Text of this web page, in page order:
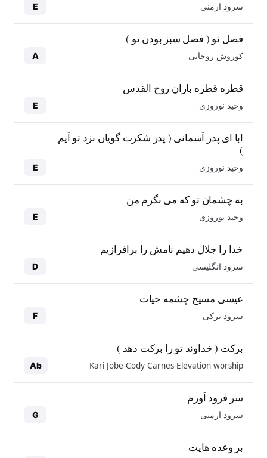
سرود ارمنی E
فصل نو ( فصل سبز بودن تو )
کوروش روحانی A
قطره قطره باران روح القدس
وحید نوروزی E
ابا ای پدر آسمانی ( پدر شکرت گویان نزد تو آیم
)
وحید نوروزی E
به چشمان تو که می نگرم من
وحید نوروزی E
خدا را جلال دهیم نامش را برافرازیم
سرود انگلیسی D
عیسی مسیح چشمه حیات
سرود ترکی F
برکت ( خداوند تو را برکت دهد )
Kari Jobe-Cody Carnes-Elevation worship
Ab
سر فرود آورم
سرود ارمنی G
بر وعده هایت